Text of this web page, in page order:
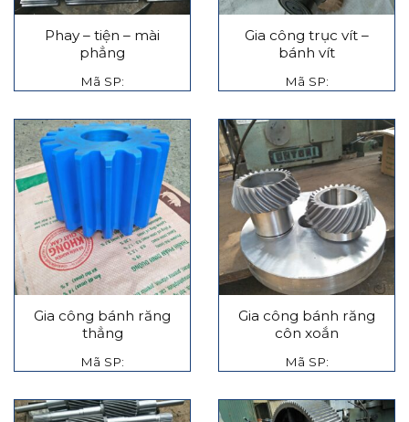
Phay – tiện – mài
phẳng
Mã SP:
Gia công trục vít –
bánh vít
Mã SP:
Gia công bánh răng
thẳng
Mã SP:
Gia công bánh răng
côn xoắn
Mã SP: